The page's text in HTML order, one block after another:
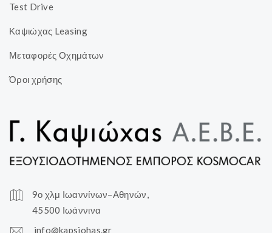
Test Drive
Καψιώχας Leasing
Μεταφορές Οχημάτων
Όροι χρήσης
9ο χλμ Ιωαννίνων–Αθηνών,
45500 Ιωάννινα
info@kapsiohas.gr